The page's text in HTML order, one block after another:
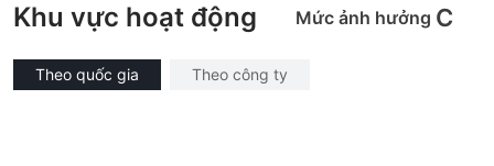
Khu vực hoạt động Mức ảnh hưởng C
Theo quốc gia Theo công ty